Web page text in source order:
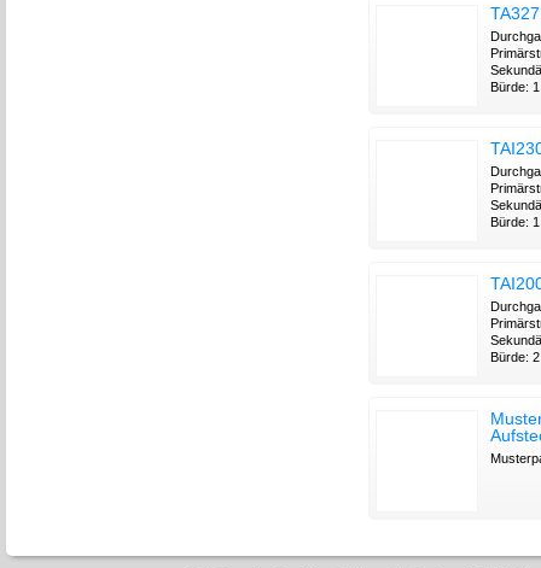
TA327
Bürde:
Bürde:
Bürde: